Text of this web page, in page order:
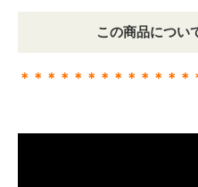
この商品につい
＊＊＊＊＊＊＊＊＊＊＊＊＊